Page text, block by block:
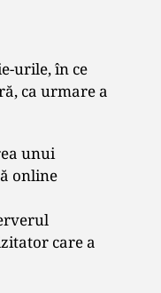
urile, în ce
ca urmare a
unui
online
care a